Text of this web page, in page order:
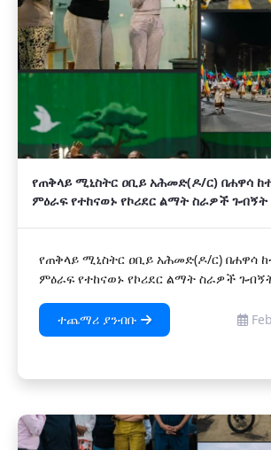
የጠቅላይ ሚኒስትር ዐቢይ አሕመድ(ዶ/ር) በሐዋሳ
ምዕራፍ የተከናወኑ የኮሪደር ልማት ስራዎች ጉብኝት
የጠቅላይ ሚኒስትር ዐቢይ አሕመድ(ዶ/ር) በሐዋሳ
ምዕራፍ የተከናወኑ የኮሪደር ልማት ስራዎች
ተጨማሪ ያንብቡ